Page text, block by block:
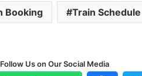
Booking Train Schedule
Follow Us on Our Social Media